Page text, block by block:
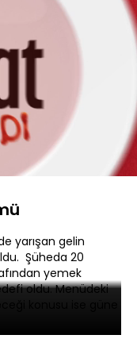
yarışan gelin
Şüheda 20
yemek
oldu. Menüdeki
konusu ise güne